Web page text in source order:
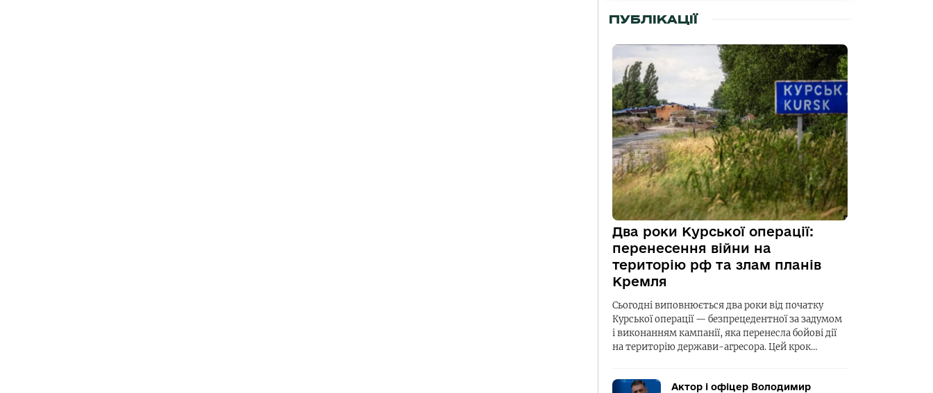
ПУБЛІКАЦІЇ
Два роки Курської операції:
перенесення війни на
територію рф та злам планів
Кремля
Сьогодні виповнюється два роки від початку
Курської операції — безпрецедентної за задумом
і виконанням кампанії, яка перенесла бойові дії
на територію держави-агресора. Цей крок…
Актор і офіцер Володимир